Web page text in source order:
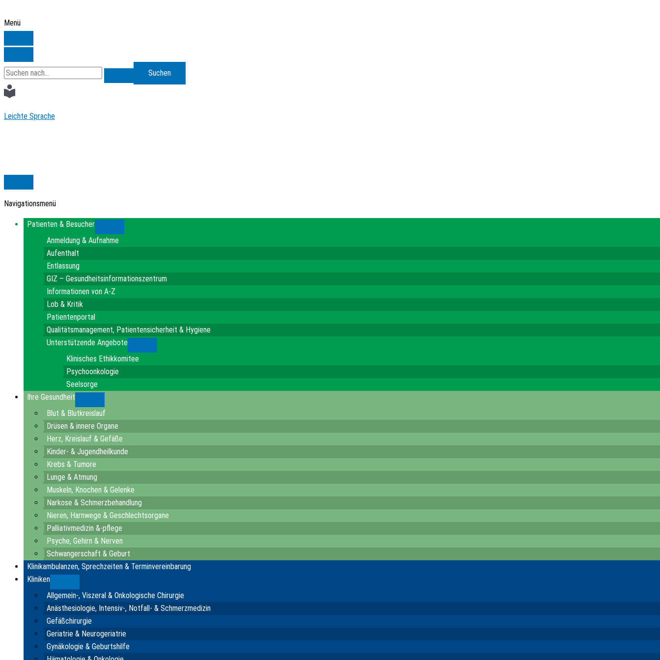
Inhalt
Menü
Search
for:
Leichte Sprache
Navigationsmenü
Patienten & Besucher
Anmeldung & Aufnahme
Aufenthalt
Entlassung
GIZ – Gesundheitsinformationszentrum
Informationen von A-Z
Lob & Kritik
Patientenportal
Qualitätsmanagement, Patientensicherheit & Hygiene
Unterstützende Angebote
Klinisches Ethikkomitee
Psychoonkologie
Seelsorge
Ihre Gesundheit
Blut & Blutkreislauf
Drüsen & innere Organe
Herz, Kreislauf & Gefäße
Kinder- & Jugendheilkunde
Krebs & Tumore
Lunge & Atmung
Muskeln, Knochen & Gelenke
Narkose & Schmerzbehandlung
Nieren, Harnwege & Geschlechtsorgane
Palliativmedizin &-pflege
Psyche, Gehirn & Nerven
Schwangerschaft & Geburt
Klinikambulanzen, Sprechzeiten & Terminvereinbarung
Kliniken
Allgemein-, Viszeral & Onkologische Chirurgie
Anästhesiologie, Intensiv-, Notfall- & Schmerzmedizin
Gefäßchirurgie
Geriatrie & Neurogeriatrie
Gynäkologie & Geburtshilfe